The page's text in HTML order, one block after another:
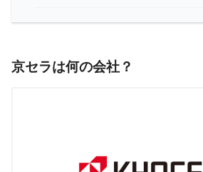
京セラは何の会社？